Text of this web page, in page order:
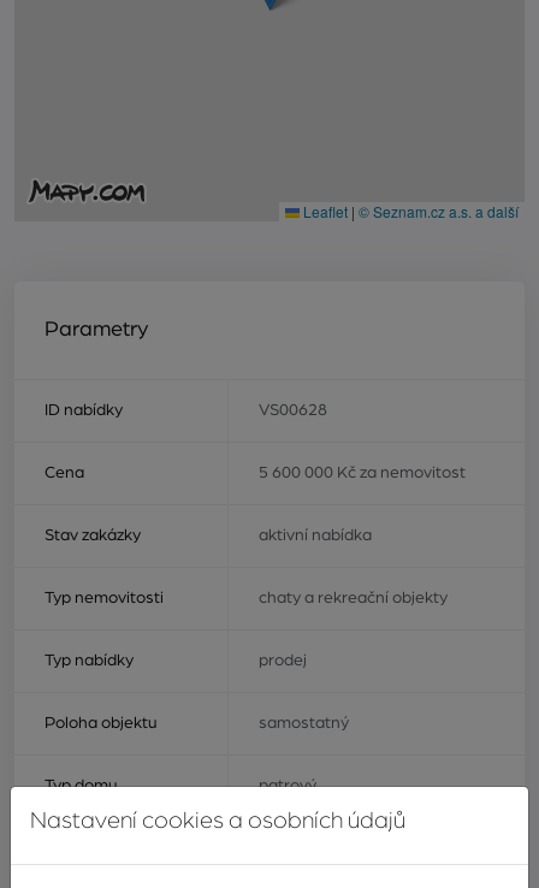
Leaflet | © Seznam.cz a.s. a další
Parametry
ID nabídky VS00628
Cena 5 600 000 Kč za nemovitost
Stav zakázky aktivní nabídka
Typ nemovitosti chaty a rekreační objekty
Typ nabídky prodej
Poloha objektu samostatný
Typ domu patrový
Nastavení cookies a osobních údajů